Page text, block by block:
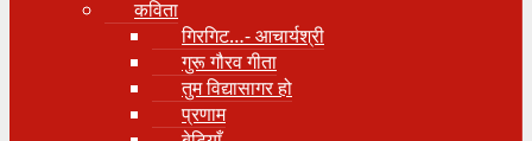
कविता
गिरगिट…- आचार्यश्री
गुरू गौरव गीता
तुम विद्यासागर हो
प्रणाम